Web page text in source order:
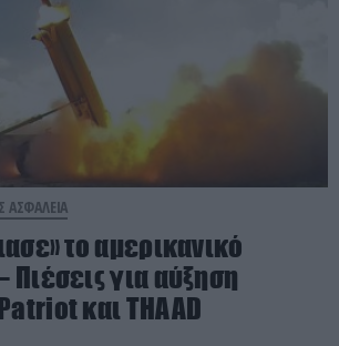
ΑΣΦΑΛΕΙΑ
το αμερικανικό
Πιέσεις για αύξηση
και THAAD